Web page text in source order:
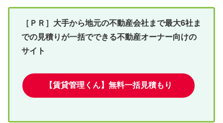
［ＰＲ］大手から地元の不動産会社まで最大6社ま
での見積りが一括でできる不動産オーナー向けの
サイト
【賃貸管理くん】無料一括見積もり